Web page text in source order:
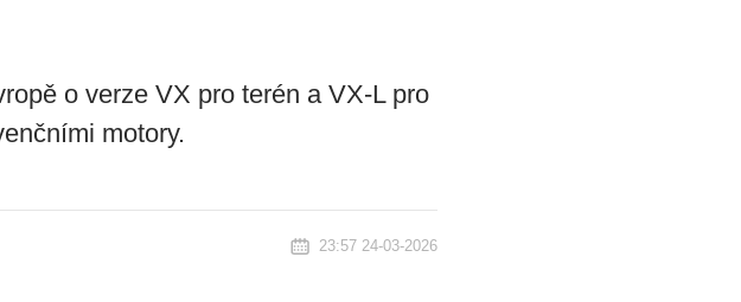
o verze VX pro terén a VX-L pro
motory.
23:57 24-03-2026